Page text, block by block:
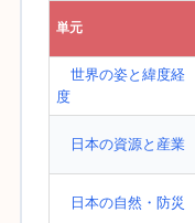
単元
世界の姿と緯度経
度
日本の資源と産業
日本の自然・防災